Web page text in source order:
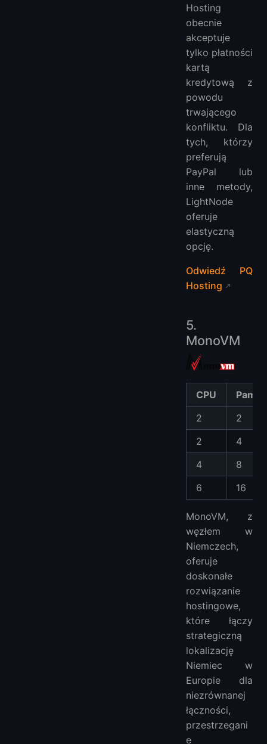
Hosting
obecnie
akceptuje
tylko płatności
kartą
kredytową z
powodu
trwającego
konfliktu. Dla
tych, którzy
preferują
PayPal lub
inne metody,
LightNode
oferuje
elastyczną
opcję.
Odwiedź PQ
Hosting
5.
MonoVM
CPU
2
2
2
4
4
8
6
16
MonoVM, z
węzłem w
Niemczech,
oferuje
doskonałe
rozwiązanie
hostingowe,
które łączy
strategiczną
lokalizację
Niemiec w
Europie dla
niezrównanej
łączności,
przestrzegani
e